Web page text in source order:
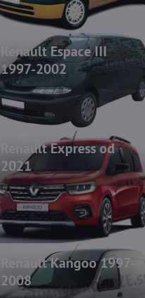
Renault Espace III
1997-2002
Renault Express od
2021
Renault Kangoo 1997-
2008